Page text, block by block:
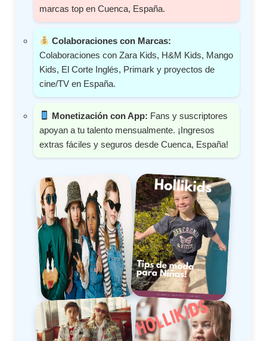
marcas top en Cuenca, España.
Colaboraciones con Marcas:
Colaboraciones con Zara Kids, H&M Kids, Mango
Kids, El Corte Inglés, Primark y proyectos de
cine/TV en España.
Monetización con App: Fans y suscriptores
apoyan a tu talento mensualmente. ¡Ingresos
extras fáciles y seguros desde Cuenca, España!